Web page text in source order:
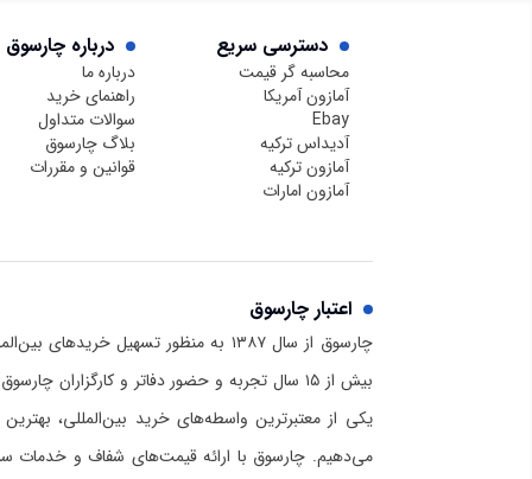
دسترسی سریع
محاسبه گر قیمت
آمازون آمریکا
Ebay
آدیداس ترکیه
آمازون ترکیه
آمازون امارات
درباره چارسوق
درباره ما
راهنمای خرید
سوالات متداول
بلاگ چارسوق
قوانین و مقررات
اعتبار چارسوق
چارسوق از سال ۱۳۸۷ به منظور تسهیل
بیش از ۱۵ سال تجربه و حضور دفاتر و کارگزاران
یکی از معتبرترین واسطه‌های خرید بین‌المللی،
می‌دهیم. چارسوق با ارائه قیمت‌های شفاف و خدمات